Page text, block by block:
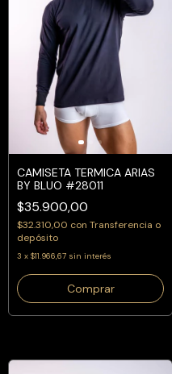
CAMISETA TERMICA ARIAS
BY BLUO #28011
$35.900,00
$32.310,00 con Transferencia o
depósito
3 x $11.966,67 sin interés
Comprar